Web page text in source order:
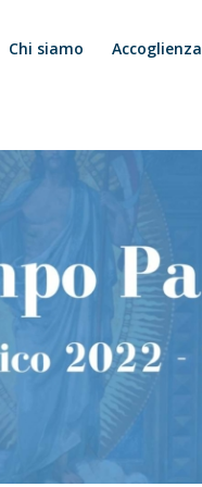
Chi siamo Accoglienza